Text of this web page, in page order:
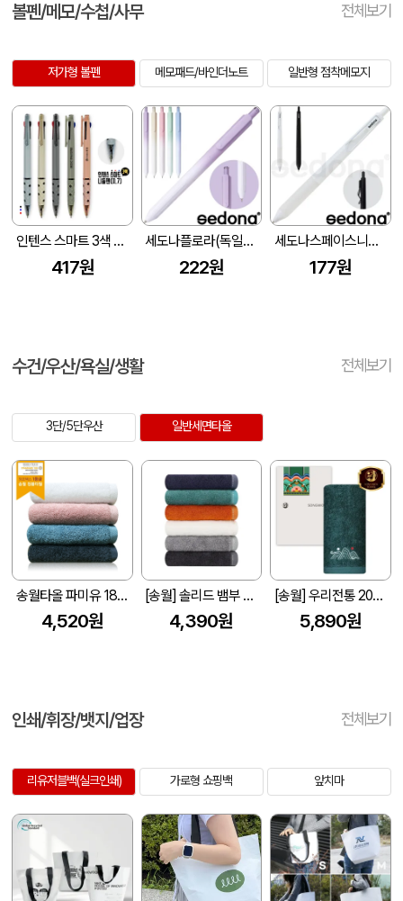
볼펜/메모/수첩/사무 전체보기
저가형 볼펜 메모패드/바인더노트 일반형 점착메모지
인텐스 스마트 3색 니들펜(0.7)
417원
세도나플로라(독일잉크/스위스팁)
222원
세도나스페이스니들0.7(독일잉크/스위스팁)
177원
수건/우산/욕실/생활 전체보기
3단/5단우산 일반세면타올
송월타올 파미유 180g (40수/40*80cm)
4,520원
[송월] 솔리드 뱀부 무지40 세면타올 200g
4,390원
[송월] 우리전통 200g 1매 세트
5,890원
인쇄/휘장/뱃지/업장 전체보기
리유저블백(실크인쇄) 가로형 쇼핑백 앞치마